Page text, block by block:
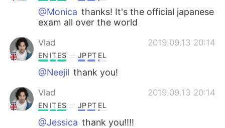
@Monica thanks! It's the official japanese
exam all over the world
Vlad 2019.09.13 20:14
EN ITES JPPT EL
@Neejil thank you!
Vlad 2019.09.13 20:14
EN ITES JPPT EL
@Jessica thank you!!!!